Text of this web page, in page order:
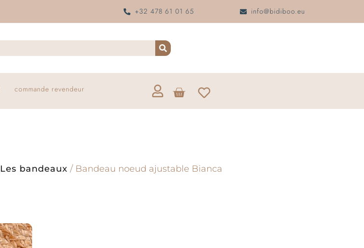
+32 478 61 01 65 info@bidiboo.eu
commande revendeur
Les bandeaux / Bandeau noeud ajustable Bianca